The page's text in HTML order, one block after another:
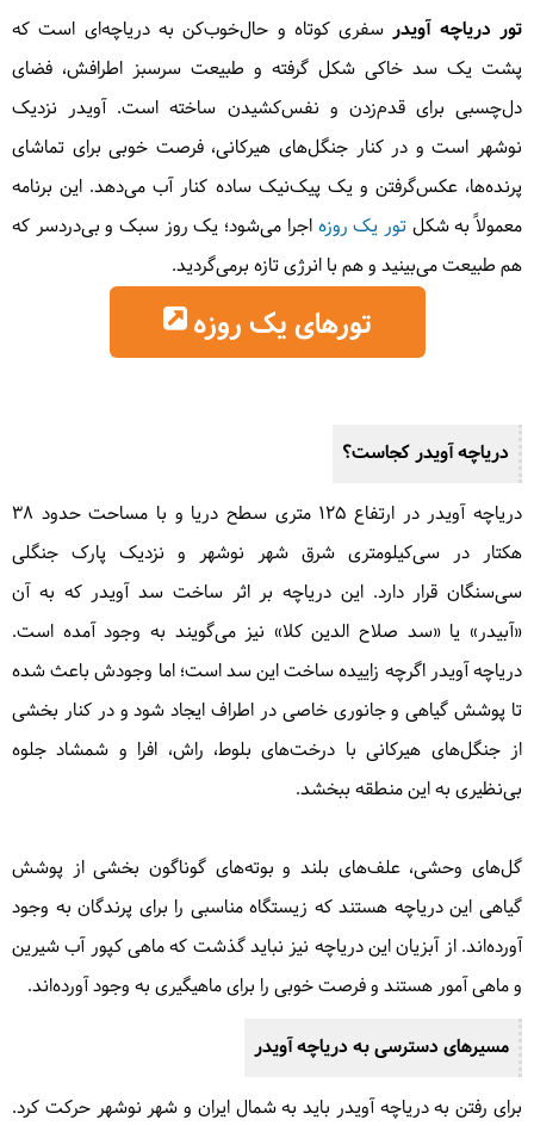
تور دریاچه آویدرسفری کوتاه و حال‌خوب‌کن به دریاچه‌ای است که
پشت یک سد خاکی شکل گرفته و طبیعت سرسبز اطرافش، فضای
دل‌چسبی برای قدم‌زدن و نفس‌کشیدن ساخته است. آویدر نزدیک
نوشهر است و در کنار جنگل‌های هیرکانی، فرصت خوبی برای تماشای
پرنده‌ها، عکس‌گرفتن و یک پیک‌نیک ساده کنار آب می‌دهد. این برنامه
معمولاً به شکلتور یک روزه اجرا می‌شود؛ یک روز سبک و بی‌دردسر که
هم طبیعت می‌بینید و هم با انرژی تازه برمی‌گردید.
تورهای یک روزه
دریاچه آویدر کجاست؟
دریاچه آویدر در ارتفاع ۱۲۵ متری سطح دریا و با مساحت حدود ۳۸
هکتار در سی‌کیلومتری شرق شهر نوشهر و نزدیک پارک جنگلی
سی‌سنگان قرار دارد. این دریاچه بر اثر ساخت سد آویدر که به آن
«آبیدر» یا «سد صلاح الدین کلا» نیز می‌گویند به وجود آمده است.
دریاچه آویدر اگرچه زاییده ساخت این سد است؛ اما وجودش باعث شده
تا پوشش گیاهی و جانوری خاصی در اطراف ایجاد شود و در کنار بخشی
از جنگل‌های هیرکانی با درخت‌های بلوط، راش، افرا و شمشاد جلوه
بی‌نظیری به این منطقه ببخشد.
گل‌های وحشی، علف‌های بلند و بوته‌های گوناگون بخشی از پوشش
گیاهی این دریاچه هستند که زیستگاه مناسبی را برای پرندگان به وجود
آورده‌اند. از آبزیان این دریاچه نیز نباید گذشت که ماهی کپور آب شیرین
و ماهی آمور هستند و فرصت خوبی را برای ماهیگیری به وجود آورده‌اند.
مسیرهای دسترسی به دریاچه آویدر
برای رفتن به دریاچه آویدر باید به شمال ایران و شهر نوشهر حرکت کرد.